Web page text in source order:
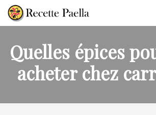
Quelles épices
acheter chez